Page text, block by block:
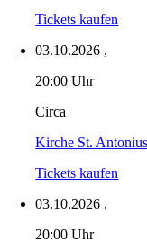
Tickets kaufen
03.10.2026 ,
20:00 Uhr
Circa
Kirche St. Antonius
Tickets kaufen
03.10.2026 ,
20:00 Uhr